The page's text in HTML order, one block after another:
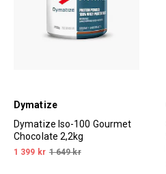
Dymatize
Dymatize Iso-100 Gourmet
Chocolate 2,2kg
1 399 kr 1 649 kr